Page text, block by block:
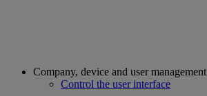
Company, device and user management
Control the user interface